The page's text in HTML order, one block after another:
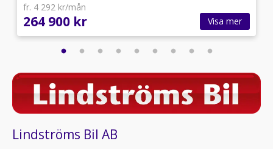
fr. 4 292 kr/mån
264 900 kr Visa mer
Lindströms Bil AB